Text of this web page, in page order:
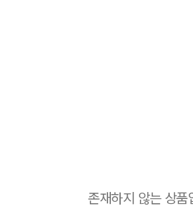
존재하지 않는 상품